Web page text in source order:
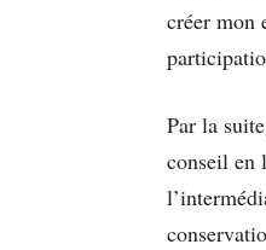
créer mon
Par la
conseil en